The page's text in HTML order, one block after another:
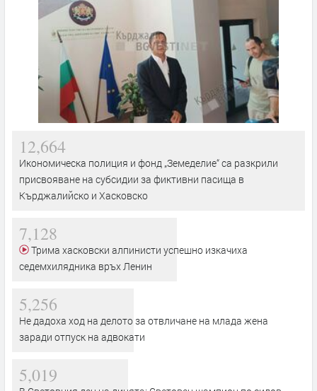
12,664
Икономическа полиция и фонд „Земеделие“ са разкрили
присвояване на субсидии за фиктивни пасища в
Кърджалийско и Хасковско
7,128
седемхилядника връх Ленин
5,256
Не дадоха ход на делото за отвличане на млада жена
заради отпуск на адвокати
5,019